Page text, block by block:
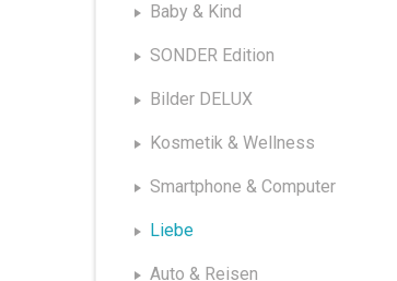
Baby & Kind
SONDER Edition
Bilder DELUX
Kosmetik & Wellness
Smartphone & Computer
Liebe
Auto & Reisen